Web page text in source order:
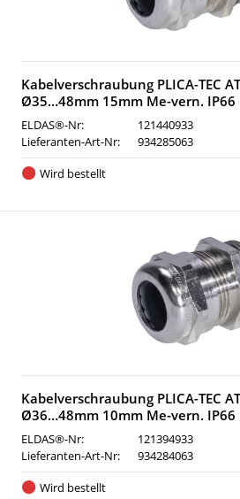
Kabelverschraubung PLICA-TEC
Ø35…48mm 15mm Me-vern. IP66
ELDAS®-Nr:
121440933
Lieferanten-Art-Nr:
934285063
Wird bestellt
Kabelverschraubung PLICA-TEC
Ø36…48mm 10mm Me-vern. IP66
ELDAS®-Nr:
121394933
Lieferanten-Art-Nr:
934284063
Wird bestellt